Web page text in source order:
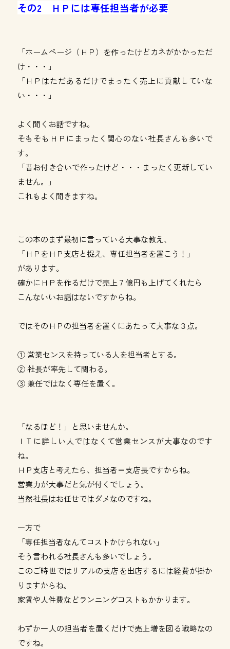
その2 ＨＰには専任担当者が必要
「ホームページ（ＨＰ）を作ったけどカネがかかっただ
け・・・」
「ＨＰはただあるだけでまったく売上に貢献していな
い・・・」
よく聞くお話ですね。
そもそもＨＰにまったく関心のない社長さんも多いで
す。
「昔お付き合いで作ったけど・・・まったく更新してい
ません。」
これもよく聞きますね。
この本のまず最初に言っている大事な教え、
「ＨＰをＨＰ支店と捉え、専任担当者を置こう！」
があります。
確かにＨＰを作るだけで売上７億円も上げてくれたら
こんないいお話はないですからね。
ではそのＨＰの担当者を置くにあたって大事な３点。
① 営業センスを持っている人を担当者とする。
② 社長が率先して関わる。
③ 兼任ではなく専任を置く。
「なるほど！」と思いませんか。
ＩＴに詳しい人ではなくて営業センスが大事なのです
ね。
ＨＰ支店と考えたら、担当者＝支店長ですからね。
営業力が大事だと気が付くでしょう。
当然社長はお任せではダメなのですね。
一方で
「専任担当者なんてコストかけられない」
そう言われる社長さんも多いでしょう。
このご時世ではリアルの支店を出店するには経費が掛か
りますからね。
家賃や人件費などランニングコストもかかります。
わずか一人の担当者を置くだけで売上増を図る戦略なの
ですね。